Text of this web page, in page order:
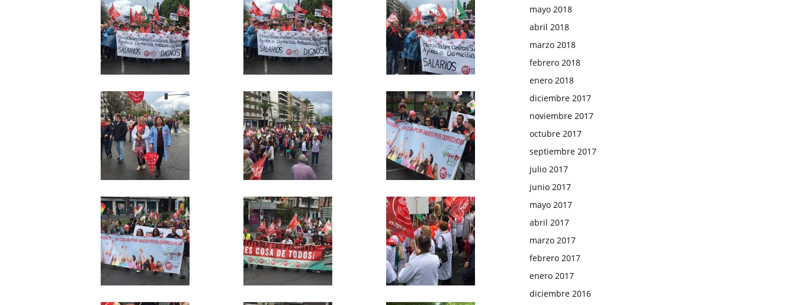
mayo 2018
abril 2018
marzo 2018
febrero 2018
enero 2018
diciembre 2017
noviembre 2017
octubre 2017
septiembre 2017
julio 2017
junio 2017
mayo 2017
abril 2017
marzo 2017
febrero 2017
enero 2017
diciembre 2016